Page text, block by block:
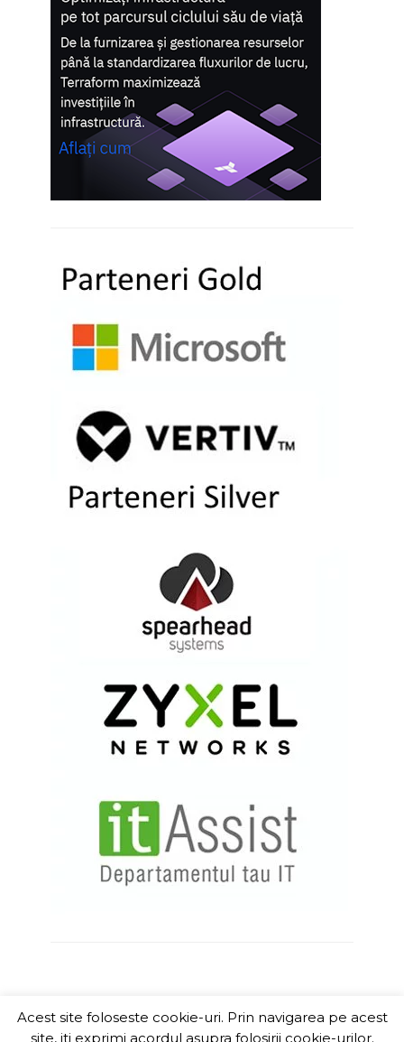
Acest site foloseste cookie-uri. Prin navigarea pe acest
site, iti exprimi acordul asupra folosirii cookie-urilor.